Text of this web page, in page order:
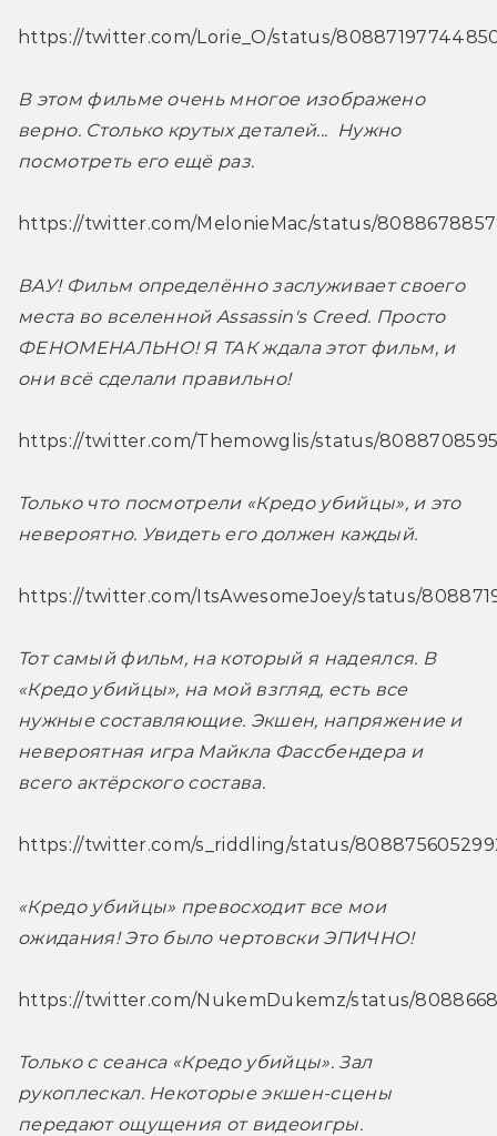
https://twitter.com/Lorie_O/status/
В этом фильме очень многое изображено
верно. Столько крутых деталей...  Нужно
посмотреть его ещё раз.
https://twitter.com/MelonieMac/status/
ВАУ! Фильм определённо заслуживает своего
места во вселенной Assassin's Creed. Просто
ФЕНОМЕНАЛЬНО! Я ТАК ждала этот фильм, и
они всё сделали правильно!
https://twitter.com/Themowglis/status/
Только что посмотрели «Кредо убийцы», и это
невероятно. Увидеть его должен каждый.
https://twitter.com/ItsAwesomeJoey/status/
Тот самый фильм, на который я надеялся. В
«Кредо убийцы», на мой взгляд, есть все
нужные составляющие. Экшен, напряжение и
невероятная игра Майкла Фассбендера и
всего актёрского состава.
https://twitter.com/s_riddling/status/
«Кредо убийцы» превосходит все мои
ожидания! Это было чертовски ЭПИЧНО!
https://twitter.com/NukemDukemz/status/
Только с сеанса «Кредо убийцы». Зал
рукоплескал. Некоторые экшен-сцены
передают ощущения от видеоигры.